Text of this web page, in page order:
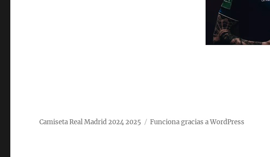
Camiseta Real Madrid 2024 2025 Funciona gracias a WordPress